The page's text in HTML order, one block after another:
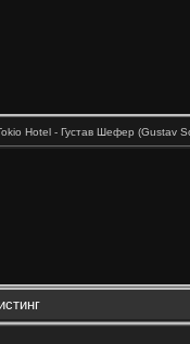
Hotel - Густав Шефер (Gustav